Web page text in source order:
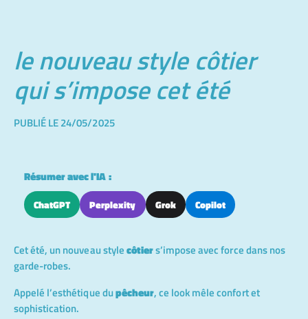
le nouveau style côtier
qui s’impose cet été
PUBLIÉ LE 24/05/2025
Résumer avec l'IA :
ChatGPT Perplexity Grok Copilot
Cet été, un nouveau stylecôtiers’impose avec force dans nos
garde-robes.
Appelé l’esthétique dupêcheur, ce look mêle confort et
sophistication.